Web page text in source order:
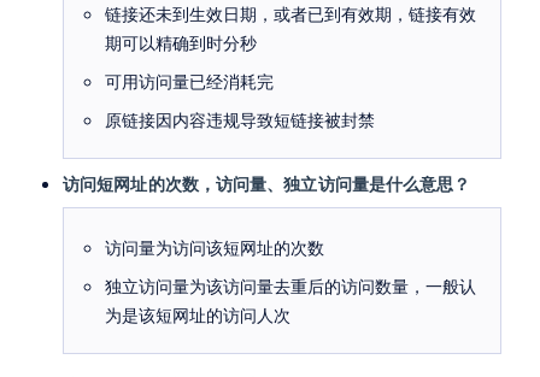
链接还未到生效日期，或者已到有效期，链接有效
期可以精确到时分秒
可用访问量已经消耗完
原链接因内容违规导致短链接被封禁
访问短网址的次数，访问量、独立访问量是什么意思？
访问量为访问该短网址的次数
独立访问量为该访问量去重后的访问数量，一般认
为是该短网址的访问人次